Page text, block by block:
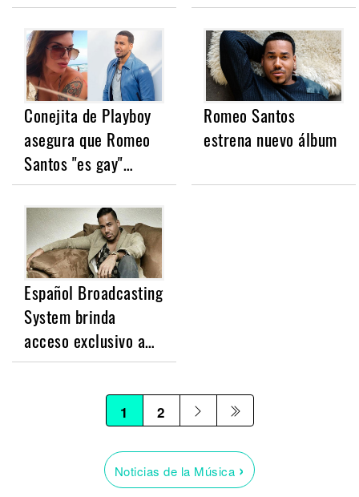
Conejita de Playboy
asegura que Romeo
Santos "es gay"…
Romeo Santos
estrena nuevo álbum
Español Broadcasting
System brinda
acceso exclusivo a…
1 2
Noticias de la Música ›